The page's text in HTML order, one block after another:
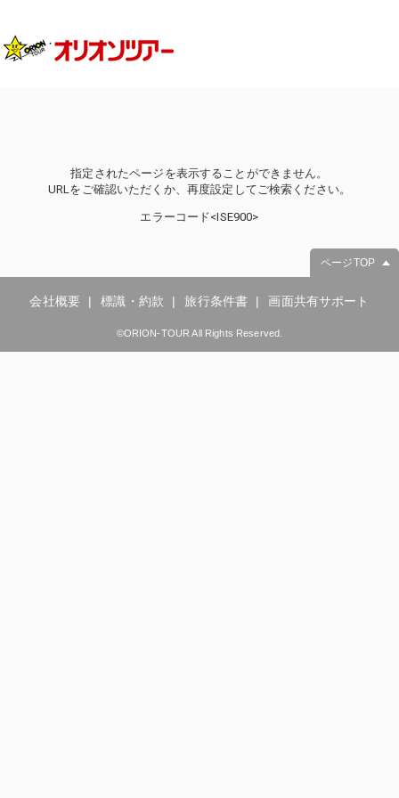
指定されたページを表示することができません。
URLをご確認いただくか、再度設定してご検索ください。
エラーコード<ISE900>
ページTOP
会社概要 標識・約款 旅行条件書 画面共有サポート
©ORION-TOUR All Rights Reserved.